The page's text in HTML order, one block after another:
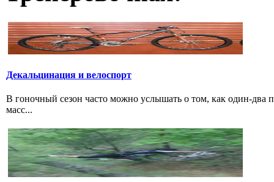
Декальцинация и велоспорт
В гоночный сезон часто можно услышать о том, как один-два
масс...